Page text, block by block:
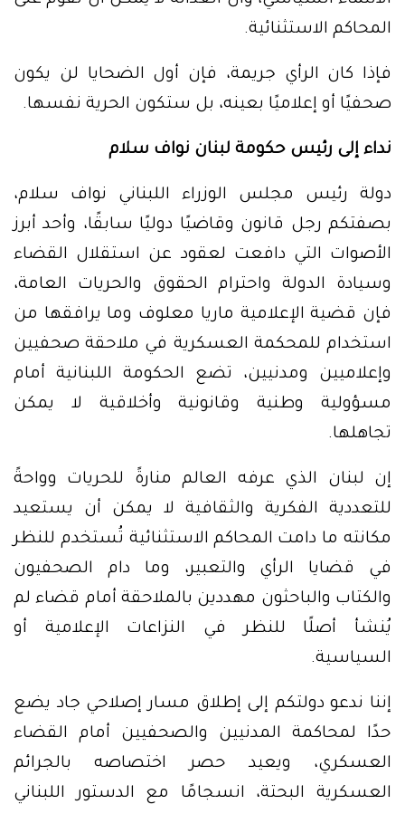
المحاكم الاستثنائية.
فإذا كان الرأي جريمة، فإن أول الضحايا لن يكون
صحفيًا أو إعلاميًا بعينه، بل ستكون الحرية نفسها.
نداء إلى رئيس حكومة لبنان نواف سلام
دولة رئيس مجلس الوزراء اللبناني نواف سلام،
بصفتكم رجل قانون وقاضيًا دوليًا سابقًا، وأحد أبرز
الأصوات التي دافعت لعقود عن استقلال القضاء
وسيادة الدولة واحترام الحقوق والحريات العامة،
فإن قضية الإعلامية ماريا معلوف وما يرافقها من
استخدام للمحكمة العسكرية في ملاحقة صحفيين
وإعلاميين ومدنيين، تضع الحكومة اللبنانية أمام
مسؤولية وطنية وقانونية وأخلاقية لا يمكن
تجاهلها.
إن لبنان الذي عرفه العالم منارةً للحريات وواحةً
للتعددية الفكرية والثقافية لا يمكن أن يستعيد
مكانته ما دامت المحاكم الاستثنائية تُستخدم للنظر
في قضايا الرأي والتعبير، وما دام الصحفيون
والكتاب والباحثون مهددين بالملاحقة أمام قضاء لم
يُنشأ أصلًا للنظر في النزاعات الإعلامية أو
السياسية.
إننا ندعو دولتكم إلى إطلاق مسار إصلاحي جاد يضع
حدًا لمحاكمة المدنيين والصحفيين أمام القضاء
العسكري، ويعيد حصر اختصاصه بالجرائم
العسكرية البحتة، انسجامًا مع الدستور اللبناني